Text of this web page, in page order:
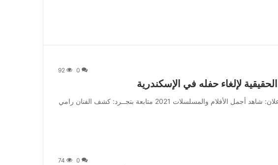
0
92
لإلغاء حفله في الإسكندرية
من صحيفة اشراق العالم 24:[ad_1] إعلان: شاهد أجمل الأفلام والمسلسلات 2021 متابعة بتجــرد: كشف الفنان رامي
0
74